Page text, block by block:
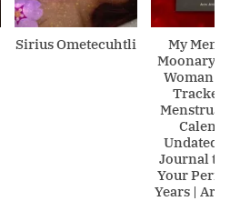
Sirius Ometecuhtli
My
Moonary:
Woman
Tracker
Menstrual
Calendar |
Undated
Journal to
Your Period
Years | Arim